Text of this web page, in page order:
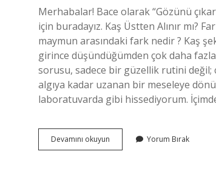
Merhabalar! Bace olarak “Gözünü
için buradayız. Kaş Üstten Alınır mı?
maymun arasındaki fark nedir ? Kaş
girince düşündüğümden çok daha fazla
sorusu, sadece bir güzellik rutini değil;
algıya kadar uzanan bir meseleye
laboratuvarda gibi hissediyorum.
Devamını okuyun
çıkarmak
Yorum Bırak